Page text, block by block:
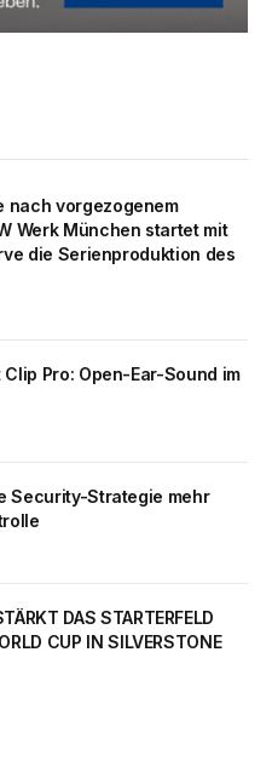
nach vorgezogenem
Werk München startet mit
die Serienproduktion des
Pro: Open-Ear-Sound im
Security-Strategie mehr
DAS STARTERFELD
CUP IN SILVERSTONE